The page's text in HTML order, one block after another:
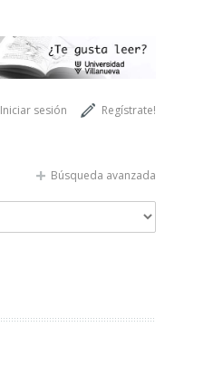
Regístrate!
Iniciar sesión
Búsqueda avanzada